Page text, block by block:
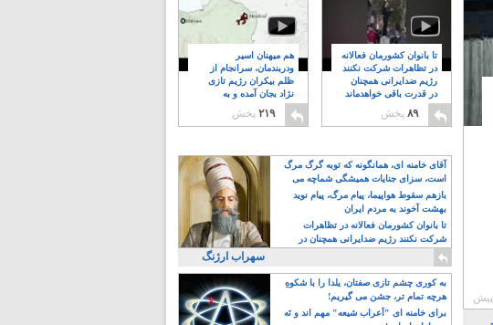
هم میهنان اسیر
ودربندمان، سرانجام از
ظلم بیکران رژیم تازی
نژاد بجان آمده و به
۲۱۹ پخش
تا بانوان کشورمان فعالانه
در تظاهرات شرکت نکنند
رژیم ضدایرانی همچنان
در قدرت باقی خواهدماند
۸
۸۹ پخش
آقای خامنه ای، همانگونه که توبه گرگ مرگ
است، سزای جنایات همیشگی شماچه می
تواند باشد؟!
بازهم سقوط هواپیما، پیام مرگ، پیام نوید
بهشت آخوند به مردم ایران
تا بانوان کشورمان فعالانه در تظاهرات
شرکت نکنند رژیم ضدایرانی همچنان در
قدرت باقی خواهدماند
سهراب ارژنگ
به کوری چشم تازی صفتان، یلدا را با شکوهِ
هرچه تمام تر، جشن می گیریم!
برای خامنه ای "اَعراب شیعه" مهم اند و نَه